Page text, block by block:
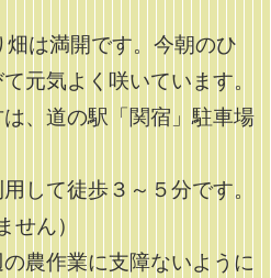
は満開です。今朝のひ
元気よく咲いています。
、道の駅「関宿」駐車場
して徒歩３～５分です。
せん）
農作業に支障ないように